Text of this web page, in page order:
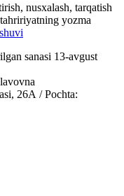
nusxalash, tarqatish
yozma
sanasi 13-avgust
26А / Pochta: